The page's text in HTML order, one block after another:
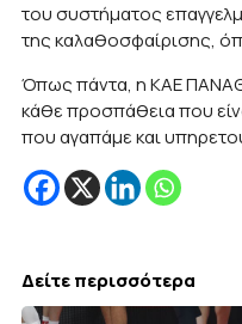
του συστήματος
της καλαθοσφαίρισης,
Όπως πάντα, η ΚΑΕ
κάθε προσπάθεια που
που αγαπάμε και
Δείτε περισσότερα